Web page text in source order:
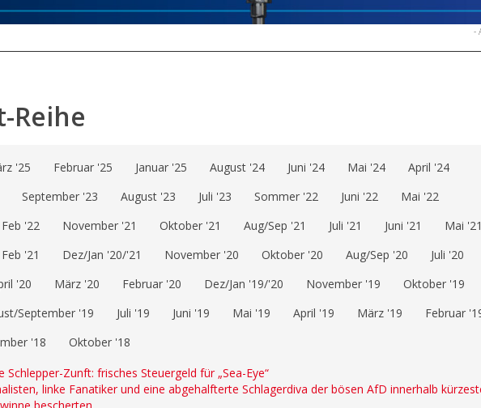
-
Reihe
'25 Februar '25 Januar '25 August '24 Juni '24 Mai '24
April '24
September '23 August '23 Juli '23 Sommer '22 Juni '22
Mai '22
Feb '22 November '21 Oktober '21 Aug/Sep '21 Juli '21 Juni '21
Mai '21
Feb '21 Dez/Jan '20/'21 November '20 Oktober '20 Aug/Sep '20
Juli '20
'20 März '20 Februar '20 Dez/Jan '19/'20 November '19
Oktober '19
September '19
Juli '19 Juni '19 Mai '19 April '19 März '19
Februar
'18
Oktober '18
Schlepper-Zunft: frisches Steuergeld für „Sea-Eye“
linke Fanatiker und eine abgehalfterte Schlagerdiva der bösen AfD innerhalb